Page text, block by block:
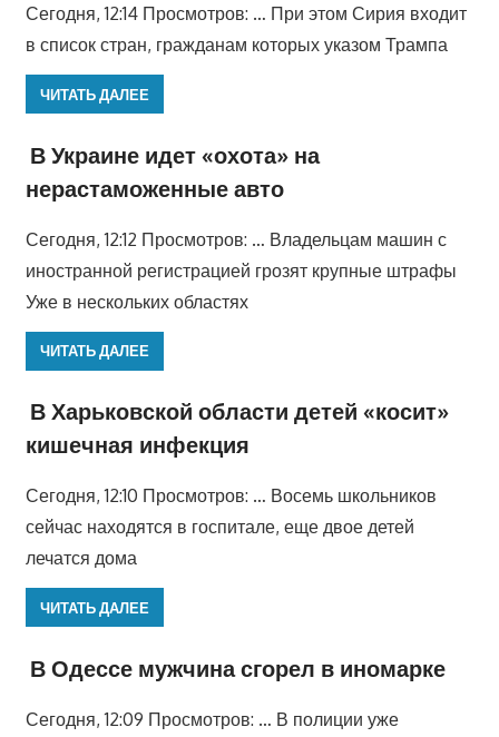
Сегодня, 12:14 Просмотров: … При этом Сирия входит
в список стран, гражданам которых указом Трампа
ЧИТАТЬ ДАЛЕЕ
В Украине идет «охота» на
нерастаможенные авто
Сегодня, 12:12 Просмотров: … Владельцам машин с
иностранной регистрацией грозят крупные штрафы
Уже в нескольких областях
ЧИТАТЬ ДАЛЕЕ
В Харьковской области детей «косит»
кишечная инфекция
Сегодня, 12:10 Просмотров: … Восемь школьников
сейчас находятся в госпитале, еще двое детей
лечатся дома
ЧИТАТЬ ДАЛЕЕ
В Одессе мужчина сгорел в иномарке
Сегодня, 12:09 Просмотров: … В полиции уже